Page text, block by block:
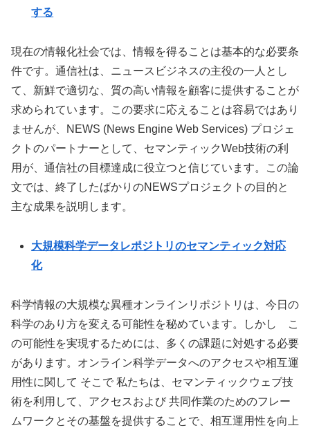
する
現在の情報化社会では、情報を得ることは基本的な必要条
件です。通信社は、ニュースビジネスの主役の一人とし
て、新鮮で適切な、質の高い情報を顧客に提供することが
求められています。この要求に応えることは容易ではあり
ませんが、NEWS (News Engine Web Services) プロジェ
クトのパートナーとして、セマンティックWeb技術の利
用が、通信社の目標達成に役立つと信じています。この論
文では、終了したばかりのNEWSプロジェクトの目的と
主な成果を説明します。
大規模科学データレポジトリのセマンティック対応
化
科学情報の大規模な異種オンラインリポジトリは、今日の
科学のあり方を変える可能性を秘めています。しかし こ
の可能性を実現するためには、多くの課題に対処する必要
があります。オンライン科学データへのアクセスや相互運
用性に関して そこで 私たちは、セマンティックウェブ技
術を利用して、アクセスおよび 共同作業のためのフレー
ムワークとその基盤を提供することで、相互運用性を向上